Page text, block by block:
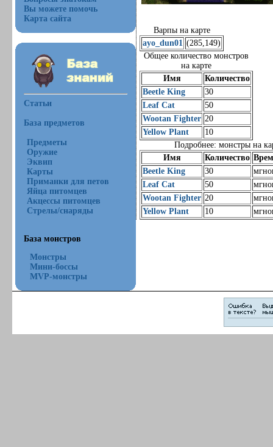
Вы можете помочь
Карта сайта
Статьи
База предметов
Предметы
Оружие
Эквип
Карты
Приманки для петов
Яйца питомцев
Акцессы питомцев
Стрелы/снаряды
База монстров
Монстры
Мини-боссы
MVP-монстры
Варпы на карте
ayo_dun01
(285,149)
Общее количество монстров
на карте
Имя
Количество
Beetle King
30
Leaf Cat
50
Wootan Fighter 20
Yellow Plant
10
Подробнее: монстры на
Имя
Количество
Beetle King
30
Leaf Cat
50
Wootan Fighter 20
Yellow Plant
10